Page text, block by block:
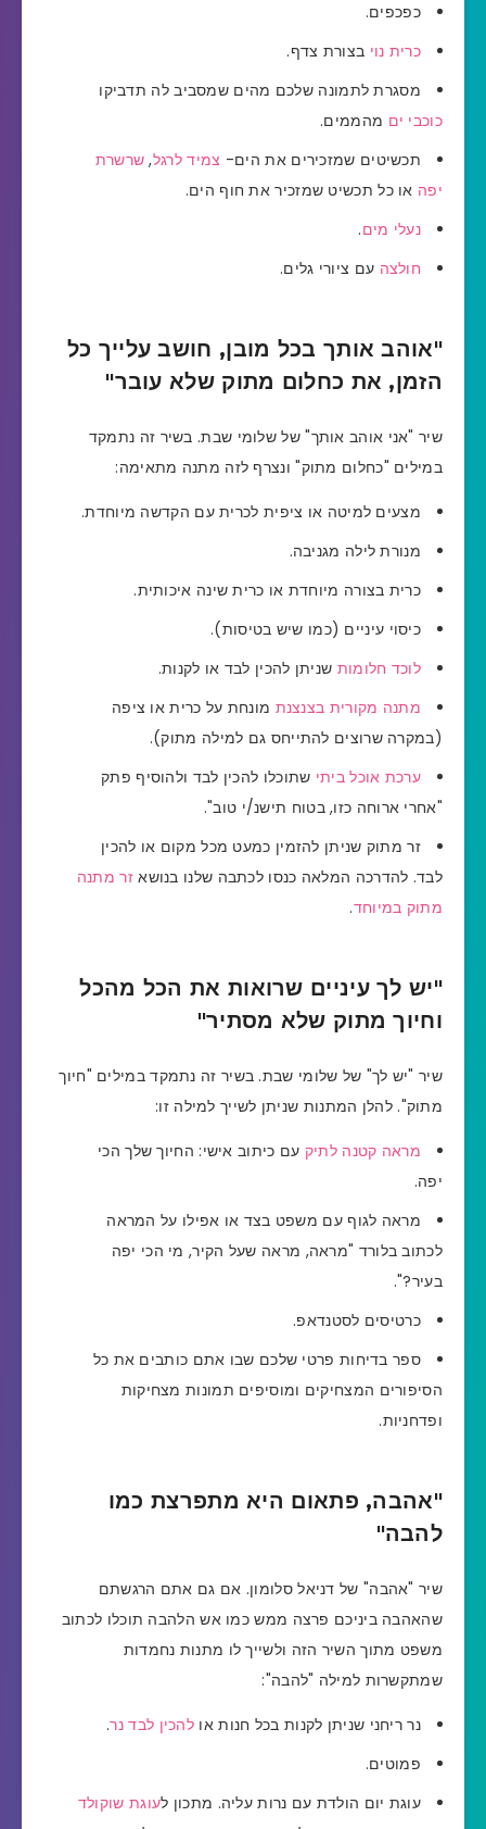
כפכפים.
כרית נוי בצורת צדף.
מסגרת לתמונה שלכם מהים שמסביב לה תדביקו
כוכבי ים מהממים.
תכשיטים שמזכירים את הים- צמיד לרגל, שרשרת
יפה או כל תכשיט שמזכיר את חוף הים.
נעלי מים.
חולצה עם ציורי גלים.
"אוהב אותך בכל מובן, חושב עלייך כל
הזמן, את כחלום מתוק שלא עובר"
שיר "אני אוהב אותך" של שלומי שבת. בשיר זה נתמקד
במילים "כחלום מתוק" ונצרף לזה מתנה מתאימה:
מצעים למיטה או ציפית לכרית עם הקדשה מיוחדת.
מנורת לילה מגניבה.
כרית בצורה מיוחדת או כרית שינה איכותית.
כיסוי עיניים (כמו שיש בטיסות).
לוכד חלומות שניתן להכין לבד או לקנות.
מתנה מקורית בצנצנת מונחת על כרית או ציפה
(במקרה שרוצים להתייחס גם למילה מתוק).
ערכת אוכל ביתי שתוכלו להכין לבד ולהוסיף פתק
"אחרי ארוחה כזו, בטוח תישנ/י טוב".
זר מתוק שניתן להזמין כמעט מכל מקום או להכין
לבד. להדרכה המלאה כנסו לכתבה שלנו בנושאזר מתנה
מתוק במיוחד.
"יש לך עיניים שרואות את הכל מהכל
וחיוך מתוק שלא מסתיר"
שיר "יש לך" של שלומי שבת. בשיר זה נתמקד במילים "חיוך
מתוק". להלן המתנות שניתן לשייך למילה זו:
מראה קטנה לתיק עם כיתוב אישי: החיוך שלך הכי
יפה.
מראה לגוף עם משפט בצד או אפילו על המראה
לכתוב בלורד "מראה, מראה שעל הקיר, מי הכי יפה
בעיר?".
כרטיסים לסטנדאפ.
ספר בדיחות פרטי שלכם שבו אתם כותבים את כל
הסיפורים המצחיקים ומוסיפים תמונות מצחיקות
ופדחניות.
"אהבה, פתאום היא מתפרצת כמו
להבה"
שיר "אהבה" של דניאל סלומון. אם גם אתם הרגשתם
שהאהבה ביניכם פרצה ממש כמו אש הלהבה תוכלו לכתוב
משפט מתוך השיר הזה ולשייך לו מתנות נחמדות
שמתקשרות למילה "להבה":
נר ריחני שניתן לקנות בכל חנות או להכין לבד נר.
פמוטים.
עוגת יום הולדת עם נרות עליה. מתכון לעוגת שוקולד